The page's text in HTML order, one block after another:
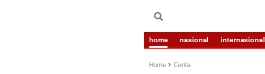
home nasional internasional
Home Cerita